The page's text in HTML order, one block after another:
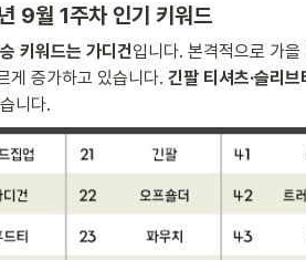
9월 1주차 인기 키워드
키워드는 가디건입니다. 본격적으로 가
게 증가하고 있습니다. 긴팔 티셔츠·슬리브
니다.